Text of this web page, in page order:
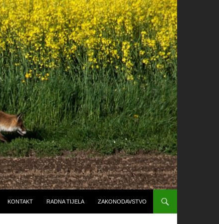
KONTAKT RADNA TIJELA ZAKONODAVSTVO